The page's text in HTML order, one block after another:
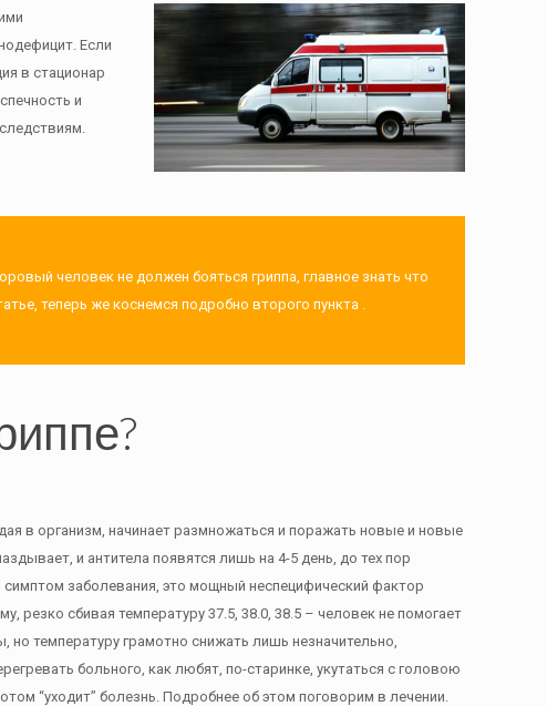
Если
в стационар
и
человек не должен бояться гриппа, главное знать что
теперь же коснемся подробно второго пункта .
в организм, начинает размножаться и поражать новые и новые
и антитела появятся лишь на 4-5 день, до тех пор
заболевания, это мощный неспецифический фактор
резко сбивая температуру 37.5, 38.0, 38.5 – человек не помогает
температуру грамотно снижать лишь незначительно,
больного, как любят, по-старинке, укутаться с головою
“уходит” болезнь. Подробнее об этом поговорим в лечении.